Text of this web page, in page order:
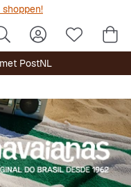
PostNL